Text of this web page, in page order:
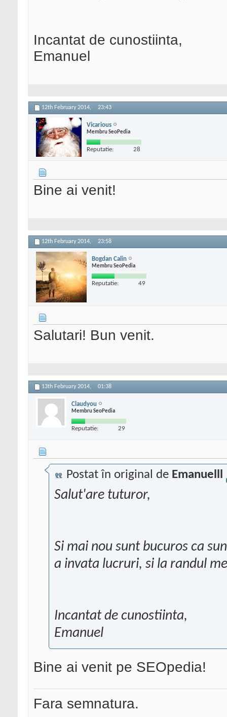
Incantat de cunostiinta,
Emanuel
12th February 2014, 23:43
Vicarious
Membru SeoPedia
Reputatie: 28
Bine ai venit!
12th February 2014, 23:58
Bogdan Calin
Membru SeoPedia
Reputatie: 49
Salutari! Bun venit.
13th February 2014, 01:38
Claudyou
Membru SeoPedia
Reputatie: 29
Postat în original de Emanuelll
Salut'are tuturor,
Si mai nou sunt bucuros ca
a invata lucruri, si la randul
Incantat de cunostiinta,
Emanuel
Bine ai venit pe SEOpedia!
Fara semnatura.